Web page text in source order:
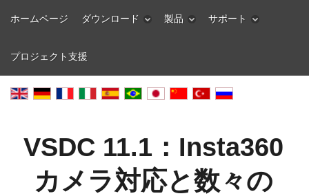
ホームページ ダウンロード 製品 サポート
プロジェクト支援
VSDC 11.1：Insta360
カメラ対応と数々の